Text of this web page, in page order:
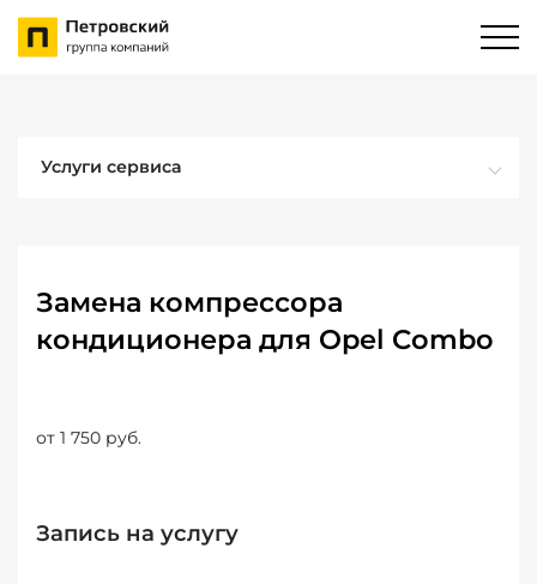
Услуги сервиса
Замена компрессора
кондиционера для Opel Combo
от 1 750 руб.
Запись на услугу